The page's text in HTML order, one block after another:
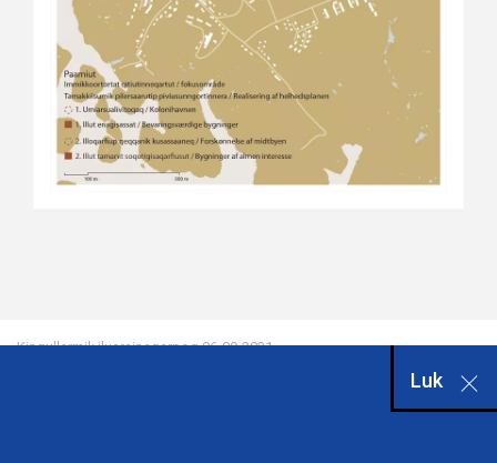
Luk
Kingullermik iluarsineqarpoq06-09-2021